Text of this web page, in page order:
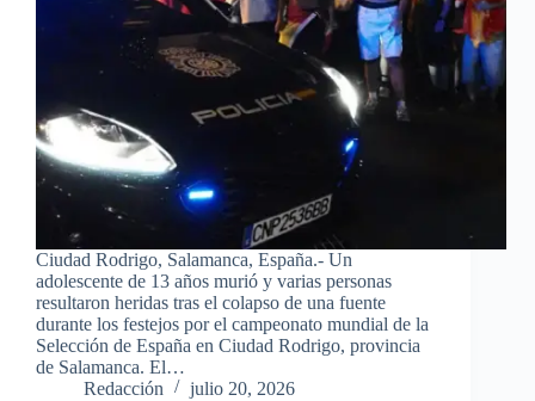
Ciudad Rodrigo, Salamanca, España.- Un
adolescente de 13 años murió y varias personas
resultaron heridas tras el colapso de una fuente
durante los festejos por el campeonato mundial de la
Selección de España en Ciudad Rodrigo, provincia
de Salamanca. El…
Redacción
julio 20, 2026